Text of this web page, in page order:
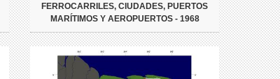
FERROCARRILES, CIUDADES, PUERTOS
MARÍTIMOS Y AEROPUERTOS - 1968